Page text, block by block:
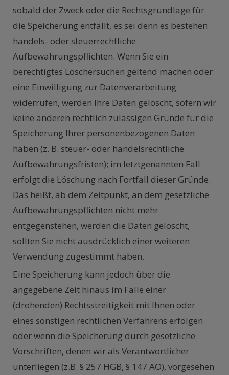
sobald der Zweck oder die Rechtsgrundlage für
die Speicherung entfällt, es sei denn es bestehen
handels- oder steuerrechtliche
Aufbewahrungspflichten. Wenn Sie ein
berechtigtes Löschersuchen geltend machen oder
eine Einwilligung zur Datenverarbeitung
widerrufen, werden Ihre Daten gelöscht, sofern wir
keine anderen rechtlich zulässigen Gründe für die
Speicherung Ihrer personenbezogenen Daten
haben (z. B. steuer- oder handelsrechtliche
Aufbewahrungsfristen); im letztgenannten Fall
erfolgt die Löschung nach Fortfall dieser Gründe.
Das heißt, ab dem Zeitpunkt, an dem gesetzliche
Aufbewahrungspflichten nicht mehr
entgegenstehen, werden die Daten gelöscht,
sollten Sie nicht ausdrücklich einer weiteren
Verwendung zugestimmt haben.
Eine Speicherung kann jedoch über die
angegebene Zeit hinaus im Falle einer
(drohenden) Rechtsstreitigkeit mit Ihnen oder
eines sonstigen rechtlichen Verfahrens erfolgen
oder wenn die Speicherung durch gesetzliche
Vorschriften, denen wir als Verantwortlicher
unterliegen (z.B. § 257 HGB, § 147 AO), vorgesehen